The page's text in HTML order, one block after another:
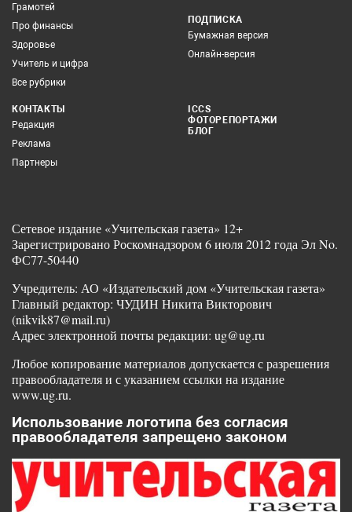
Грамотей
Про финансы
Здоровье
Учитель и цифра
Все рубрики
ПОДПИСКА
Бумажная версия
Онлайн-версия
КОНТАКТЫ
Редакция
Реклама
Партнеры
ICCS
ФОТОРЕПОРТАЖИ
БЛОГ
Сетевое издание «Учительская газета» 12+
Зарегистрировано Роскомнадзором 6 июля 2012 года Эл No.
ФС77-50440
Учредитель: АО «Издательский дом «Учительская газета»
Главный редактор: ЧУДИН Никита Викторович
(nikvik87@mail.ru)
Адрес электронной почты редакции: ug@ug.ru
Любое копирование материалов допускается с разрешения
правообладателя и с указанием ссылки на издание
www.ug.ru.
Использование логотипа без согласия
правообладателя запрещено законом